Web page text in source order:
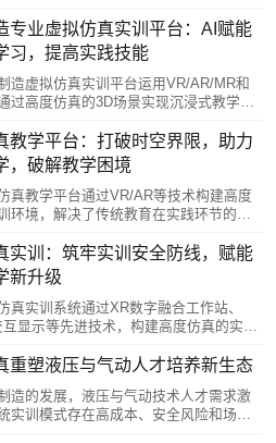
育领域需强化交互性与数据分析，职业
安全场景模拟。长期来看，平台应减少
支持技术更新。恒点虚拟仿真平台表
科需求和虚实融合技术，选择最适配而
案，才能有效推动数字化转型。
专业虚拟仿真实训平台：AI赋能
习，提高实践技能
造虚拟仿真实训平台运用VR/AR/MR和
过高度仿真的3D场景实现沉浸式教学。
支持多终端协同操作和个性化智能评
能动态调整实训难度，模拟各类故障场
反馈操作错误，构建"虚实融合"的智能制
体系，推动职业教育数字化转型。
教学平台：打破时空界限，助力
，破解教学困境
真教学平台通过VR/AR等技术构建高度
环境，解决了传统教育在实践环节的困
作，并借助5G、AI等新技术实现教育资
准教学评估。相比传统模式，虚拟仿真
空间、成本和安全的限制，使学习者能
高风险操作，显著提升了教学效率和公
重塑现代教育模式。
实训：筑牢实训安全防线，赋能
新升级
真实训系统通过XR数字融合工作站、
互显示等先进技术，构建高度仿真的实训
风险操作，通过大空间协同系统实现团
空限制，记录操作数据辅助教学分析，
安全，又提升教学质量，为培养技能人
重塑液压与气动人才培养新生态
造的发展，液压与气动技术人才需求激
实训模式存在高成本、安全风险和场景